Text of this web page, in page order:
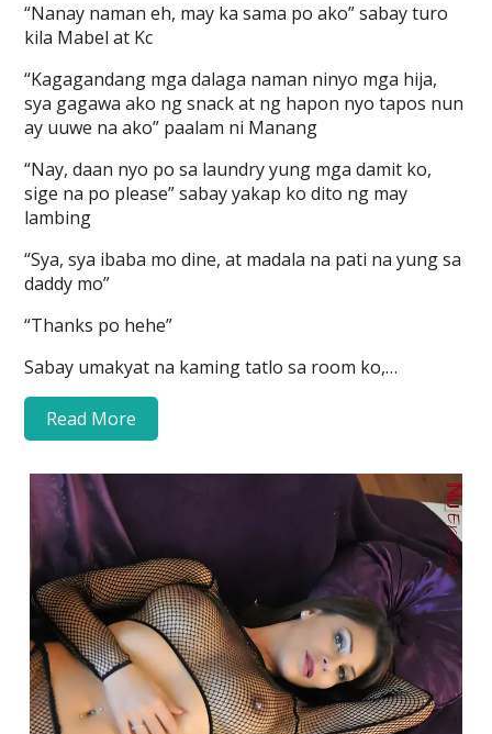
“Nanay naman eh, may ka sama po ako” sabay turo
kila Mabel at Kc
“Kagagandang mga dalaga naman ninyo mga hija,
sya gagawa ako ng snack at ng hapon nyo tapos nun
ay uuwe na ako” paalam ni Manang
“Nay, daan nyo po sa laundry yung mga damit ko,
sige na po please” sabay yakap ko dito ng may
lambing
“Sya, sya ibaba mo dine, at madala na pati na yung sa
daddy mo”
“Thanks po hehe”
Sabay umakyat na kaming tatlo sa room ko,…
Read More